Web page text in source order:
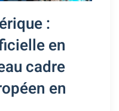
:
en
cadre
en